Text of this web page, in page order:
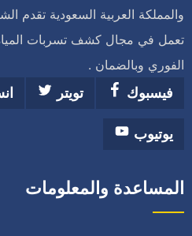
والمملكة العربية السعودية تقدم
تعمل في مجال كشف تسربات
الفوري وبالضمان .
فيسبوك
تويتر
يوتيوب
المساعدة والمعلومات